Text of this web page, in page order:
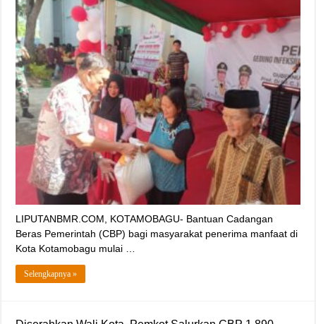
LIPUTANBMR.COM, KOTAMOBAGU- Bantuan Cadangan
Beras Pemerintah (CBP) bagi masyarakat penerima manfaat di
Kota Kotamobagu mulai …
Selengkapnya »